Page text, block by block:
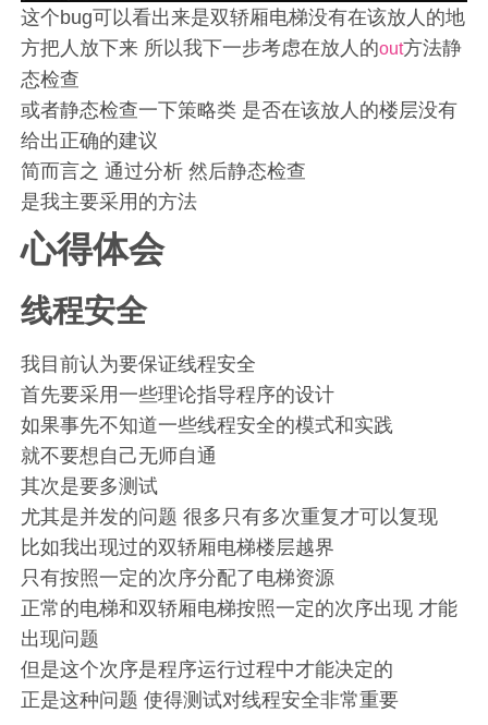
这个bug可以看出来是双轿厢电梯没有在该放人的地
方把人放下来 所以我下一步考虑在放人的out方法静
态检查
或者静态检查一下策略类 是否在该放人的楼层没有
给出正确的建议
简而言之 通过分析 然后静态检查
是我主要采用的方法
心得体会
线程安全
我目前认为要保证线程安全
首先要采用一些理论指导程序的设计
如果事先不知道一些线程安全的模式和实践
就不要想自己无师自通
其次是要多测试
尤其是并发的问题 很多只有多次重复才可以复现
比如我出现过的双轿厢电梯楼层越界
只有按照一定的次序分配了电梯资源
正常的电梯和双轿厢电梯按照一定的次序出现 才能
出现问题
但是这个次序是程序运行过程中才能决定的
正是这种问题 使得测试对线程安全非常重要